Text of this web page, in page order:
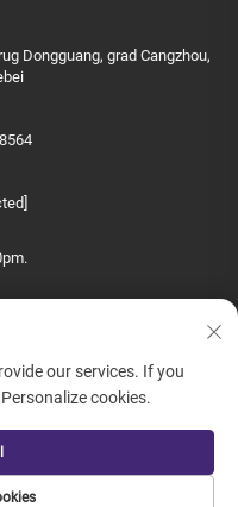
Dongguang, grad Cangzhou,
privatnosti
our services. If you
cookies.